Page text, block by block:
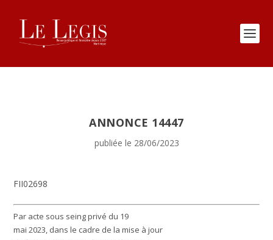
ANNONCE 14447
publiée le 28/06/2023
FII02698
Par acte sous seing privé du 19
mai 2023, dans le cadre de la mise à jour